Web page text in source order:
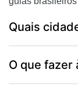
Quais
O que fazer